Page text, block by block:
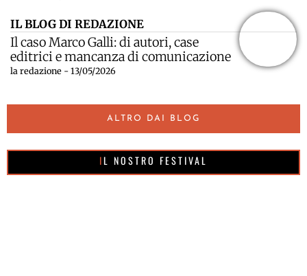
IL BLOG DI REDAZIONE
Il caso Marco Galli: di autori, case
editrici e mancanza di comunicazione
la redazione - 13/05/2026
ALTRO DAI BLOG
IL NOSTRO FESTIVAL